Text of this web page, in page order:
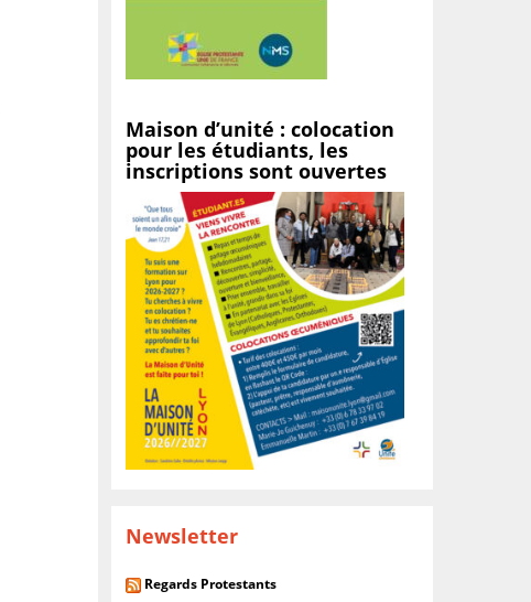
Maison d’unité : colocation
pour les étudiants, les
inscriptions sont ouvertes
Newsletter
Regards Protestants